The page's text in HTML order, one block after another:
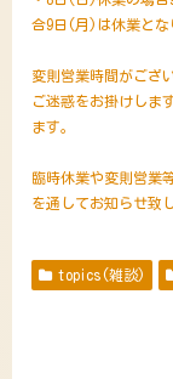
合9日(月)は休業とな
変則営業時間がござ
ご迷惑をお掛けしま
ます。
臨時休業や変則営業
を通してお知らせ致
topics(雑談)